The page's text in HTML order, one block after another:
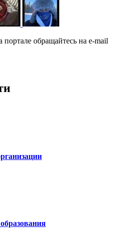
обращайтесь на e-mail